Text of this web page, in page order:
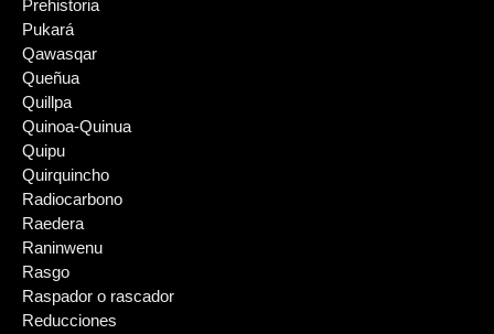
Prehistoria
Pukará
Qawasqar
Queñua
Quillpa
Quinoa-Quinua
Quipu
Quirquincho
Radiocarbono
Raedera
Raninwenu
Rasgo
Raspador o rascador
Reducciones